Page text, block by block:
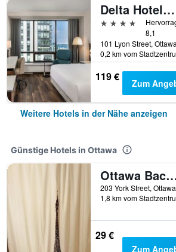
Delta Hotels by Marriott Ottawa City Centre
4 Sterne
8,1
0,2 km vom
119 € Zum
Weitere Hotels in der Nähe anzeigen
Günstige Hotels in Ottawa
Ottawa
1,8 km vom
29 €
Zum